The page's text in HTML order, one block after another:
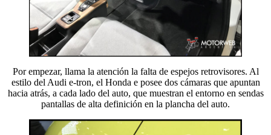
Por empezar, llama la atención la falta de espejos retrovisores. Al
estilo del Audi e-tron, el Honda e posee dos cámaras que apuntan
hacia atrás, a cada lado del auto, que muestran el entorno en sendas
pantallas de alta definición en la plancha del auto.